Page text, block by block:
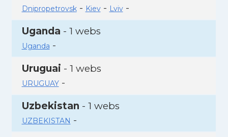
Dnipropetrovsk- Kiev- Lviv-
Uganda - 1 webs
Uganda -
Uruguai - 1 webs
URUGUAY-
Uzbekistan - 1 webs
UZBEKISTAN -